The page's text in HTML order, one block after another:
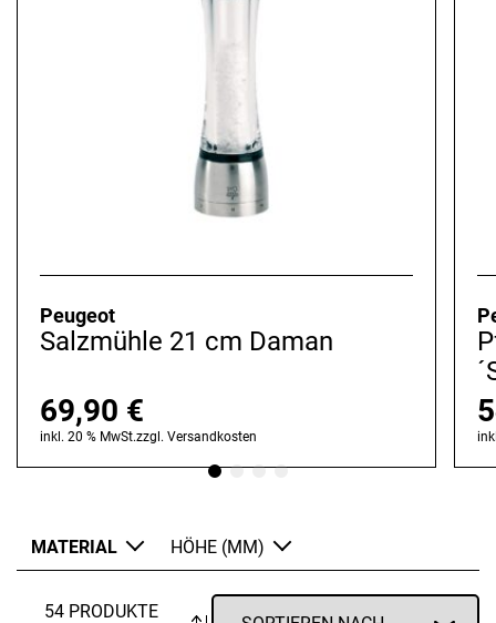
Peugeot
Salzmühle 21 cm Daman
69,90 €
inkl. 20 % MwSt.zzgl. Versandkosten
MATERIAL HÖHE (MM)
54 PRODUKTE